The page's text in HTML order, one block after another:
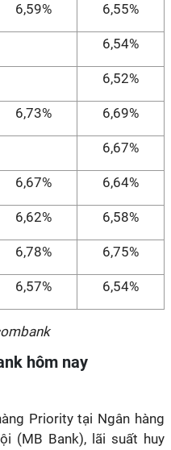
6,59% 6,55%
6,54%
6,52%
6,73% 6,69%
6,67%
6,67% 6,64%
6,62% 6,58%
6,78% 6,75%
6,57% 6,54%
hôm nay
Priority tại Ngân hàng
(MB Bank), lãi suất huy